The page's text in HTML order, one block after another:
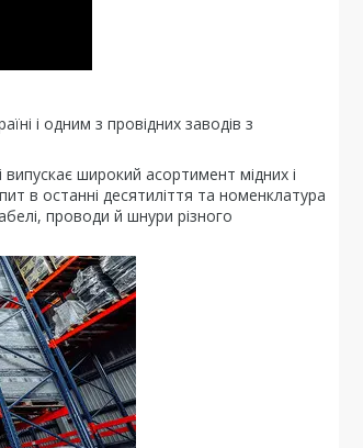
і одним з провідних заводів з
широкий асортимент мідних і
в останні десятиліття та номенклатура
проводи й шнури різного